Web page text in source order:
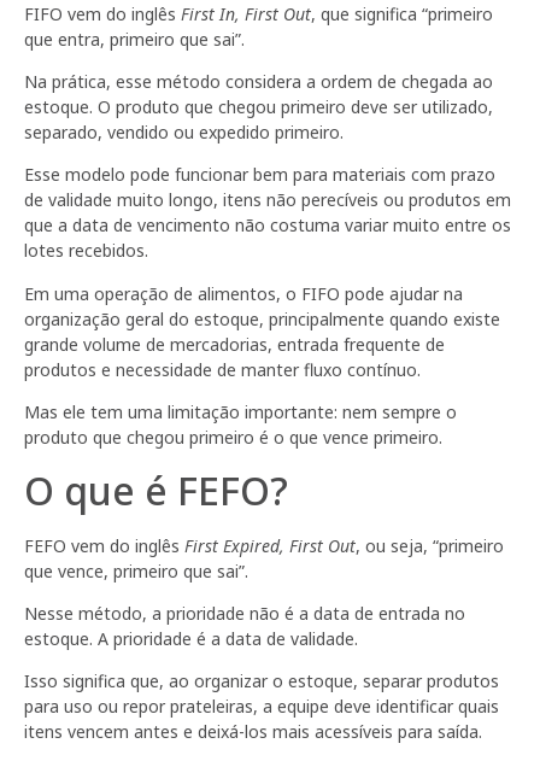
FIFO vem do inglês First In, First Out, que significa “primeiro
que entra, primeiro que sai”.
Na prática, esse método considera a ordem de chegada ao
estoque. O produto que chegou primeiro deve ser utilizado,
separado, vendido ou expedido primeiro.
Esse modelo pode funcionar bem para materiais com prazo
de validade muito longo, itens não perecíveis ou produtos em
que a data de vencimento não costuma variar muito entre os
lotes recebidos.
Em uma operação de alimentos, o FIFO pode ajudar na
organização geral do estoque, principalmente quando existe
grande volume de mercadorias, entrada frequente de
produtos e necessidade de manter fluxo contínuo.
Mas ele tem uma limitação importante: nem sempre o
produto que chegou primeiro é o que vence primeiro.
O que é FEFO?
FEFO vem do inglês First Expired, First Out, ou seja, “primeiro
que vence, primeiro que sai”.
Nesse método, a prioridade não é a data de entrada no
estoque. A prioridade é a data de validade.
Isso significa que, ao organizar o estoque, separar produtos
para uso ou repor prateleiras, a equipe deve identificar quais
itens vencem antes e deixá-los mais acessíveis para saída.